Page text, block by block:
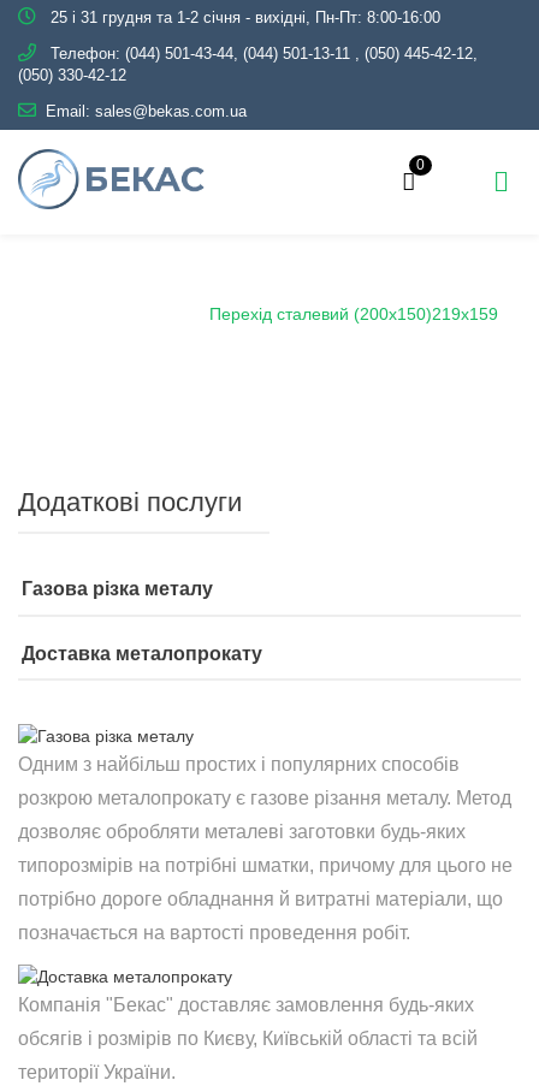
25 і 31 грудня та 1-2 січня - вихідні, Пн-Пт: 8:00-16:00
Телефон: (044) 501-43-44, (044) 501-13-11 , (050) 445-42-12,
(050) 330-42-12
Email: sales@bekas.com.ua
0
Перехід сталевий (200х150)219х159
Додаткові послуги
Газова різка металу
Доставка металопрокату
Одним з найбільш простих і популярних способів
розкрою металопрокату є газове різання металу. Метод
дозволяє обробляти металеві заготовки будь-яких
типорозмірів на потрібні шматки, причому для цього не
потрібно дороге обладнання й витратні матеріали, що
позначається на вартості проведення робіт.
Компанія "Бекас" доставляє замовлення будь-яких
обсягів і розмірів по Києву, Київській області та всій
території України.